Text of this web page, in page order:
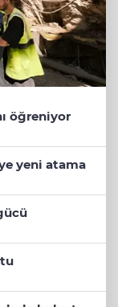
öğreniyor
yeni atama